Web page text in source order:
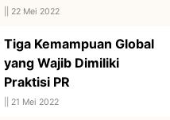
22 Mei 2022
Tiga Kemampuan Global
yang Wajib Dimiliki
Praktisi PR
21 Mei 2022